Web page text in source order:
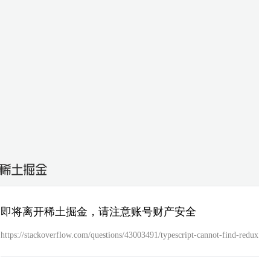
即将离开稀土掘金，请注意账号财产安全
https://stackoverflow.com/questions/43003491/typescript-cannot-find-redux